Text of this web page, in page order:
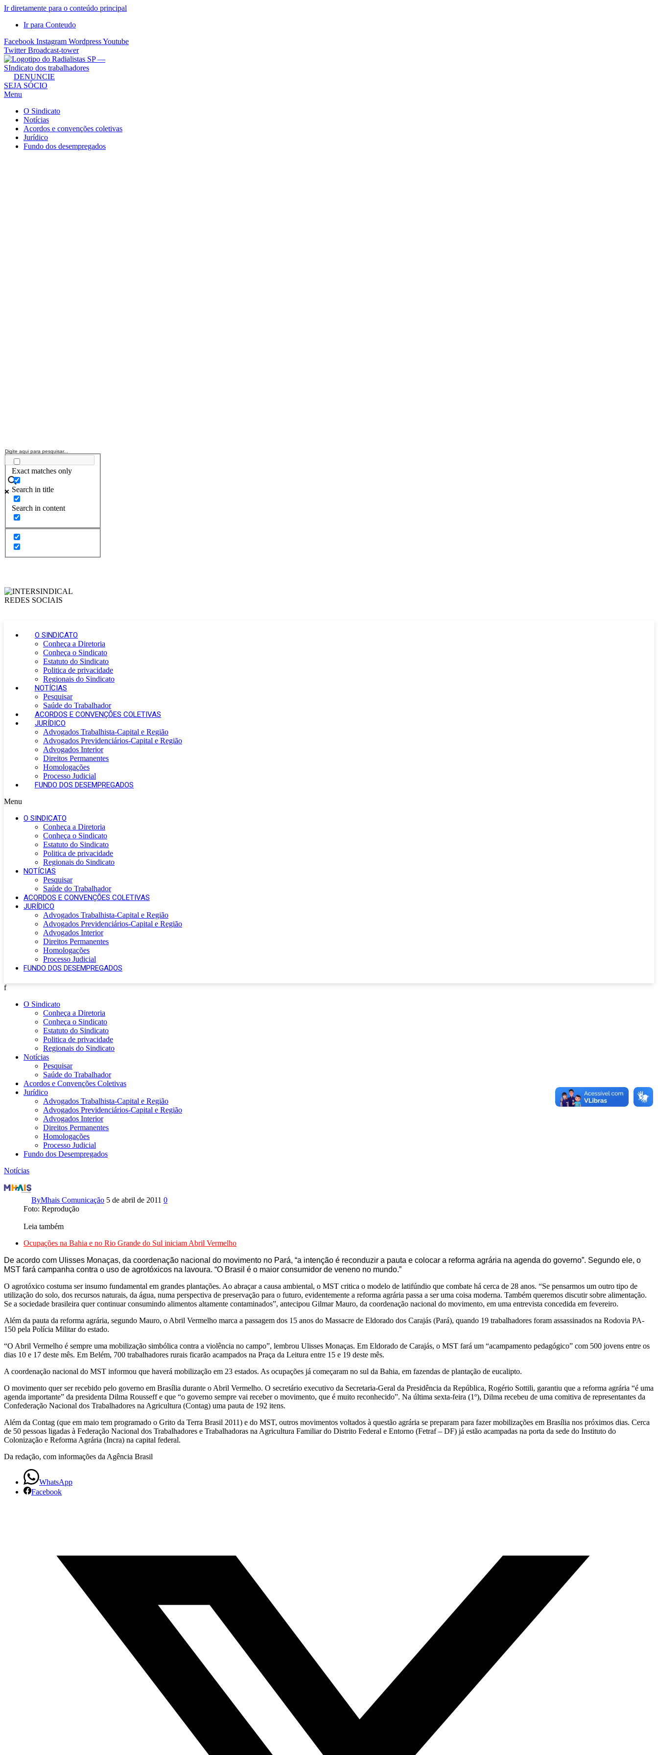
Ir diretamente para o conteúdo principal
Ir para Conteudo
Facebook Instagram WordpressYoutube
Twitter Broadcast-tower
Sindicato
dos
Radialistas
São
Paulo
Sindicato
DENUNCIE
SEJA SÓCIO
Menu
O Sindicato
Notícias
Acordos e convenções coletivas
Jurídico
Fundo dos desempregados
Exact matches only
Search in title
Search in content
O SINDICATO
Conheça a Diretoria
Conheça o Sindicato
Estatuto do Sindicato
Politica de privacidade
Regionais do Sindicato
NOTÍCIAS
Pesquisar
Saúde do Trabalhador
ACORDOS E CONVENÇÕES COLETIVAS
JURÍDICO
Advogados Trabalhista-Capital e Região
Advogados Previdenciários-Capital e Região
Advogados Interior
Direitos Permanentes
Homologações
Processo Judicial
FUNDO DOS DESEMPREGADOS
Menu
O SINDICATO
Conheça a Diretoria
Conheça o Sindicato
Estatuto do Sindicato
Politica de privacidade
Regionais do Sindicato
NOTÍCIAS
Pesquisar
Saúde do Trabalhador
ACORDOS E CONVENÇÕES COLETIVAS
JURÍDICO
Advogados Trabalhista-Capital e Região
Advogados Previdenciários-Capital e Região
Advogados Interior
Direitos Permanentes
Homologações
Processo Judicial
FUNDO DOS DESEMPREGADOS
f
O Sindicato
Conheça a Diretoria
Conheça o Sindicato
Estatuto do Sindicato
Politica de privacidade
Regionais do Sindicato
Notícias
Pesquisar
Saúde do Trabalhador
Acordos e Convenções Coletivas
Jurídico
Advogados Trabalhista-Capital e Região
Advogados Previdenciários-Capital e Região
Advogados Interior
Direitos Permanentes
Homologações
Processo Judicial
Fundo dos Desempregados
Notícias
Durante
Abril
Vermelho,
MST
lembra
15
anos
do
Massacre
de
Carajás
ByMhais Comunicação 5 de abril de 2011 0
Foto: Reprodução
Leia também
Ocupações na Bahia e no Rio Grande do Sul iniciam Abril Vermelho
De acordo com Ulisses Monaças, da coordenação nacional do movimento no Pará, “a intenção é reconduzir a pauta e colocar a reforma agrária na agenda do governo”. Segundo ele, o
MST fará campanha contra o uso de agrotóxicos na lavoura. “O Brasil é o maior consumidor de veneno no mundo.”
O agrotóxico costuma ser insumo fundamental em grandes plantações. Ao abraçar a causa ambiental, o MST critica o modelo de latifúndio que combate há cerca de 28 anos. “Se pensarmos um outro tipo de
utilização do solo, dos recursos naturais, da água, numa perspectiva de preservação para o futuro, evidentemente a reforma agrária passa a ser uma coisa moderna. Também queremos discutir sobre alimentação.
Se a sociedade brasileira quer continuar consumindo alimentos altamente contaminados”, antecipou Gilmar Mauro, da coordenação nacional do movimento, em uma entrevista concedida em fevereiro.
Além da pauta da reforma agrária, segundo Mauro, o Abril Vermelho marca a passagem dos 15 anos do Massacre de Eldorado dos Carajás (Pará), quando 19 trabalhadores foram assassinados na Rodovia PA-
150 pela Polícia Militar do estado.
“O Abril Vermelho é sempre uma mobilização simbólica contra a violência no campo”, lembrou Ulisses Monaças. Em Eldorado de Carajás, o MST fará um “acampamento pedagógico” com 500 jovens entre os
dias 10 e 17 deste mês. Em Belém, 700 trabalhadores rurais ficarão acampados na Praça da Leitura entre 15 e 19 deste mês.
A coordenação nacional do MST informou que haverá mobilização em 23 estados. As ocupações já começaram no sul da Bahia, em fazendas de plantação de eucalipto.
O movimento quer ser recebido pelo governo em Brasília durante o Abril Vermelho. O secretário executivo da Secretaria-Geral da Presidência da República, Rogério Sottili, garantiu que a reforma agrária “é uma
agenda importante” da presidenta Dilma Rousseff e que “o governo sempre vai receber o movimento, que é muito reconhecido”. Na última sexta-feira (1º), Dilma recebeu de uma comitiva de representantes da
Confederação Nacional dos Trabalhadores na Agricultura (Contag) uma pauta de 192 itens.
Além da Contag (que em maio tem programado o Grito da Terra Brasil 2011) e do MST, outros movimentos voltados à questão agrária se preparam para fazer mobilizações em Brasília nos próximos dias. Cerca
de 50 pessoas ligadas à Federação Nacional dos Trabalhadores e Trabalhadoras na Agricultura Familiar do Distrito Federal e Entorno (Fetraf – DF) já estão acampadas na porta da sede do Instituto do
Colonização e Reforma Agrária (Incra) na capital federal.
Da redação, com informações da Agência Brasil
WhatsApp
Facebook